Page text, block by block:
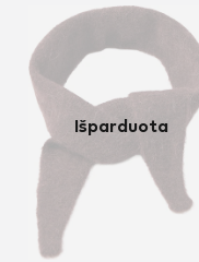
Išparduota